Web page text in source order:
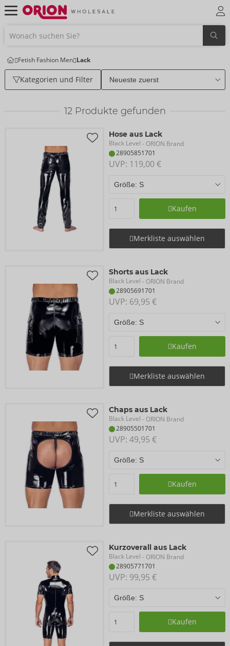
Fetish Fashion Men Lack
Kategorien und Filter
12 Produkte gefunden
Hose aus Lack
Black Level - ORION Brand
28905851701
UVP: 119,00 €
Kaufen
Merkliste auswählen
Shorts aus Lack
Black Level - ORION Brand
28905691701
UVP: 69,95 €
Kaufen
Merkliste auswählen
Chaps aus Lack
Black Level - ORION Brand
28905501701
UVP: 49,95 €
Kaufen
Merkliste auswählen
Kurzoverall aus Lack
Black Level - ORION Brand
28905771701
UVP: 99,95 €
Kaufen